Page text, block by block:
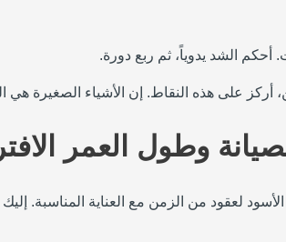
أحكم الشد يدوياً، ثم ربع دورة.
أركز على هذه النقاط. إن الأشياء الصغيرة
لعقود من الزمن مع العناية المناسبة.